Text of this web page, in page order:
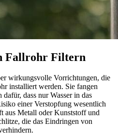
Fallrohr Filtern
wirkungsvolle Vorrichtungen, die
installiert werden. Sie fangen
dass nur Wasser in das
einer Verstopfung wesentlich
aus Metall oder Kunststoff und
die das Eindringen von